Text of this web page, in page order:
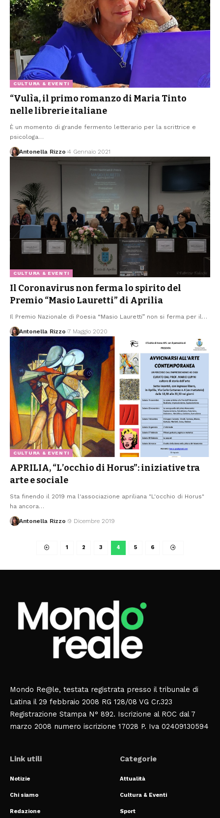
CULTURA & EVENTI
“Vulìa, il primo romanzo di Maria Tinto
nelle librerie italiane
È un momento di grande fermento letterario per la scrittrice e
psicologa…
Antonella Rizzo 4 Gennaio 2021
CULTURA & EVENTI
Il Coronavirus non ferma lo spirito del
Premio “Masio Lauretti” di Aprilia
Il Premio Nazionale di Poesia “Masio Lauretti” non si ferma per il…
Antonella Rizzo 7 Maggio 2020
CULTURA & EVENTI
APRILIA, “L’occhio di Horus”: iniziative tra
arte e sociale
Sta finendo il 2019 ma l'associazione apriliana "L'occhio di Horus"
ha ancora…
Antonella Rizzo 9 Dicembre 2019
1 2 3 4 5 6
Mondo Re@le, testata registrata presso il tribunale di
Latina il 29 febbraio 2008 RG 128/08 VG Cr.323
Registrazione Stampa N° 892. Iscrizione al ROC dal 7
marzo 2008 numero iscrizione 17028 P. Iva 02409130594
Link utili
Notizie
Chi siamo
Redazione
Categorie
Attualità
Cultura & Eventi
Sport